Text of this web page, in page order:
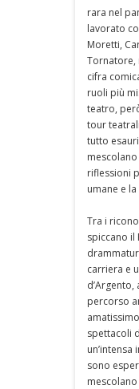
rara nel
lavorato
Moretti,
Tornatore,
cifra
ruoli più
teatro,
tour
tutto
riflessioni
umane e
Tra i
spiccano il
carriera e
percorso
spettacoli
sono